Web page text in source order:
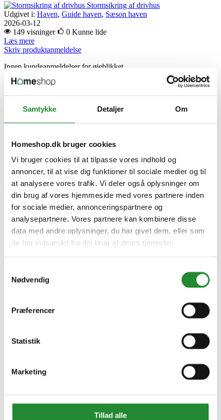
Samtykke Detaljer Om
Homeshop.dk bruger cookies
Vi bruger cookies til at tilpasse vores indhold og
annoncer, til at vise dig funktioner til sociale medier og til
at analysere vores trafik. Vi deler også oplysninger om
din brug af vores hjemmeside med vores partnere inden
for sociale medier, annonceringspartnere og
analysepartnere. Vores partnere kan kombinere disse
data med andre oplysninger, du har givet dem, eller som
de har indsamlet fra din brug af deres tjenester.
Nødvendig
Præferencer
Statistik
Marketing
Tillad alle
Stormsikring af drivhus
Udgivet i: Haven, Guide haven, Sæson haven
2026-03-12
149 visninger
0 Kunne lide
Læs mere
Skriv produktanmeldelse
Ingen kundeanmeldelser for øjeblikket
×
Noblefolie leveres i ruller.
Juliana Noblefolie Type 10 x
1,5 m
Handelsbetingelser